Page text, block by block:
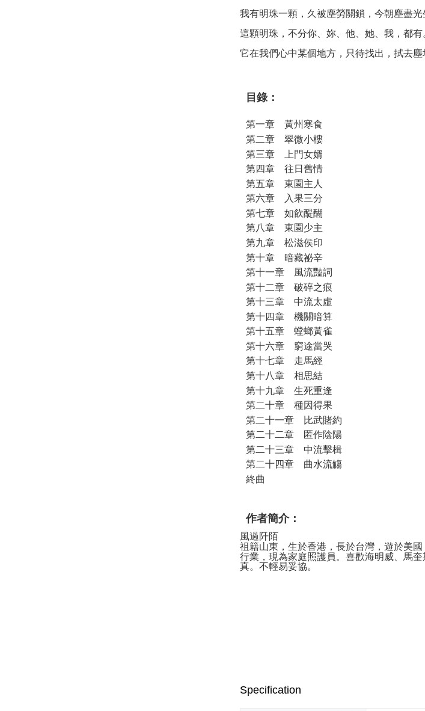
我有明珠一顆，久被塵勞關鎖，今朝塵盡光
這顆明珠，不分你、妳、他、她、我，都有
它在我們心中某個地方，只待找出，拭去
目錄：
第一章 黃州寒食
第二章 翠微小樓
第三章 上門女婿
第四章 往日舊情
第五章 東園主人
第六章 入果三分
第七章 如飲醍醐
第八章 東園少主
第九章 松滋侯印
第十章 暗藏祕辛
第十一章 風流豔詞
第十二章 破碎之痕
第十三章 中流太虛
第十四章 機關暗算
第十五章 螳螂黃雀
第十六章 窮途當哭
第十七章 走馬經
第十八章 相思結
第十九章 生死重逢
第二十章 種因得果
第二十一章 比武賭約
第二十二章 匿作陰陽
第二十三章 中流擊楫
第二十四章 曲水流觴
終曲
作者簡介：
風過阡陌
祖籍山東，生於香港，長於台灣，遊於美
行業，現為家庭照護員。喜歡海明威、馬
真。不輕易妥協。
Specification